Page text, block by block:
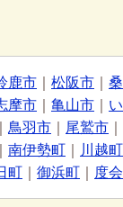
鹿市 松阪市
摩市 亀山市
鳥羽市 尾鷲市
南伊勢町 川越町
町 御浜町 度会